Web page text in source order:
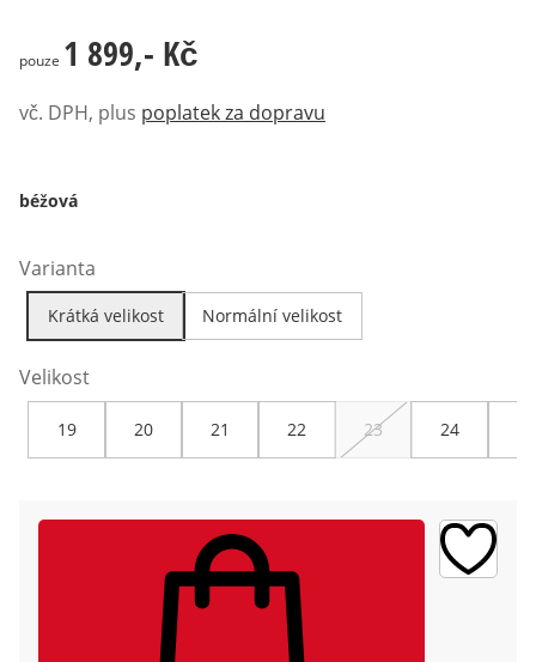
1 899,- Kč
pouze 1 899,- Kč
vč. DPH, plus poplatek za dopravu
béžová
Varianta
Krátká velikost Normální velikost
Velikost
19 20 21 22 23 24